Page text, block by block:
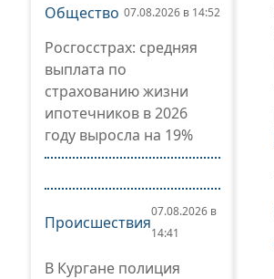
Общество 07.08.2026 в 14:52
Росгосстрах: средняя
выплата по
страхованию жизни
ипотечников в 2026
году выросла на 19%
Происшествия
07.08.2026 в
14:41
В Кургане полиция